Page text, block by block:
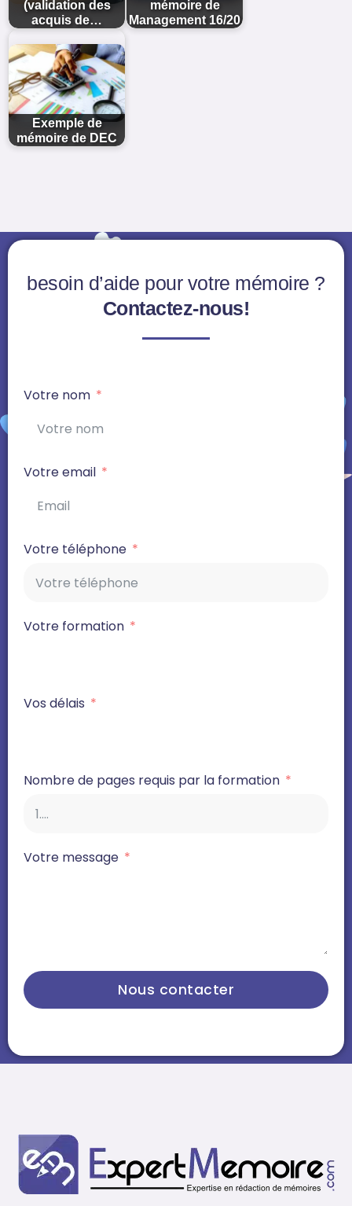
(validation des
acquis de…
mémoire de
Management 16/20
Exemple de
mémoire de DEC
besoin d’aide pour votre mémoire ?
Contactez-nous!
Votre nom
Votre email
Votre téléphone
Votre formation
Vos délais
Nombre de pages requis par la formation
Votre message
Nous contacter